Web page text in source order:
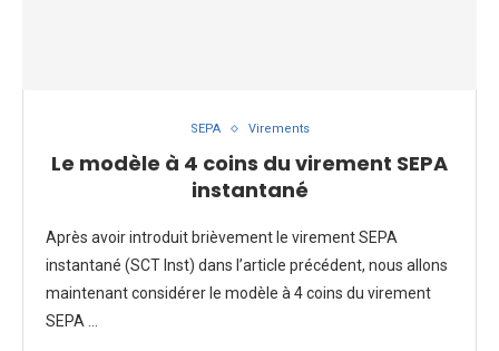
SEPA Virements
Le modèle à 4 coins du virement SEPA
instantané
Après avoir introduit brièvement le virement SEPA
instantané (SCT Inst) dans l’article précédent, nous allons
maintenant considérer le modèle à 4 coins du virement
SEPA …